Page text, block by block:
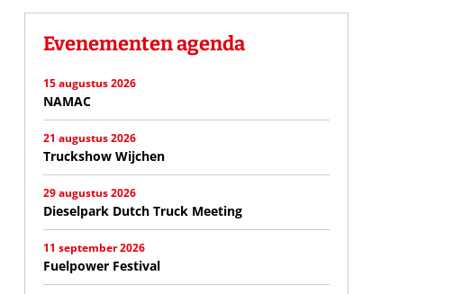
Evenementen agenda
15 augustus 2026
NAMAC
21 augustus 2026
Truckshow Wijchen
29 augustus 2026
Dieselpark Dutch Truck Meeting
11 september 2026
Fuelpower Festival